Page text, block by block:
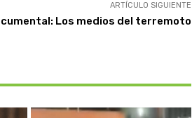
ARTÍCULO SIGUIENTE
Los medios del terremoto